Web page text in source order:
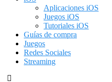
Aplicaciones iOS
Juegos iOS
Tutoriales iOS
Guías de compra
Juegos
Redes Sociales
Streaming